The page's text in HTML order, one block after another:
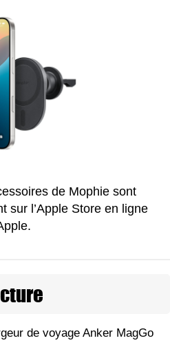
de Mophie sont
sur l’Apple Store en ligne
de voyage Anker MagGo